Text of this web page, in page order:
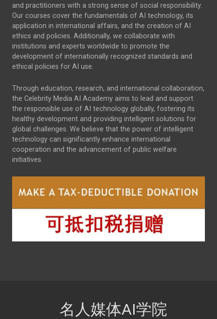
and practitioners with a strong sense of social responsibility.
Our courses cover the fundamentals of AI technology, its
application in international affairs, and the creation of AI
ethics and policies. Additionally, we collaborate with
institutions and experts worldwide to promote the
development of internationally recognized standards and
ethical policies for AI use.
Through education, research, and international collaboration,
the Celebrity Media AI Academy aims to lead and support
the responsible use of AI technology globally, fostering its
healthy development and providing intelligent solutions for
global challenges. We believe that the power of intelligent
technology can significantly enhance international
cooperation and the advancement of public welfare
initiatives.
名人媒体AI学院